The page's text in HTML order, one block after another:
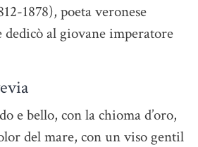
1878), poeta veronese
al giovane imperatore
e bello, con la chioma d’oro,
del mare, con un viso gentil